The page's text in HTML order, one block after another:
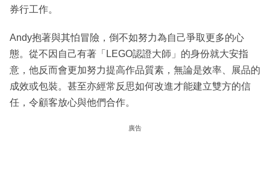
券行工作。
Andy抱著與其怕冒險，倒不如努力為自己爭取更多的心
態。從不因自己有著「LEGO認證大師」的身份就大安指
意，他反而會更加努力提高作品質素，無論是效率、展品的
成效或包裝。甚至亦經常反思如何改進才能建立雙方的信
任，令顧客放心與他們合作。
廣告